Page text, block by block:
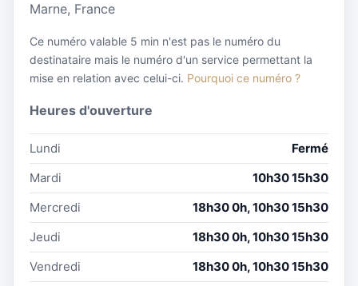
Marne, France
Ce numéro valable 5 min n'est pas le numéro du
destinataire mais le numéro d'un service permettant la
mise en relation avec celui-ci. Pourquoi ce numéro ?
Heures d'ouverture
Lundi
Fermé
Mardi
10h30 15h30
Mercredi
18h30 0h, 10h30 15h30
Jeudi
18h30 0h, 10h30 15h30
Vendredi
18h30 0h, 10h30 15h30